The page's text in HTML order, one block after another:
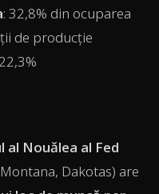
: 32,8% din ocuparea
de producție
al Nouălea al Fed
Dakotas) are